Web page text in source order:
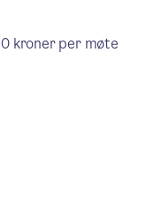
kroner per møte